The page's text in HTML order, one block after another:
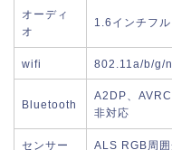
オーディ
オ
1.6インチフ
wifi 802.11a/b/g/
Bluetooth
A2DP、
非対応
センサー ALS RGB周